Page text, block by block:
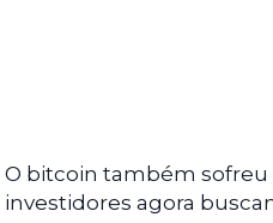
O bitcoin também sofreu
investidores agora